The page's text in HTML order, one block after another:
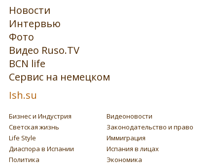
Новости
Интервью
Фото
Видео Ruso.TV
BCN life
Сервис на немецком
Ish.su
Бизнес и Индустрия
Видеоновости
Светская жизнь
Законодательство и право
Life Style
Иммиграция
Диаспора в Испании
Испания в лицах
Политика
Экономика